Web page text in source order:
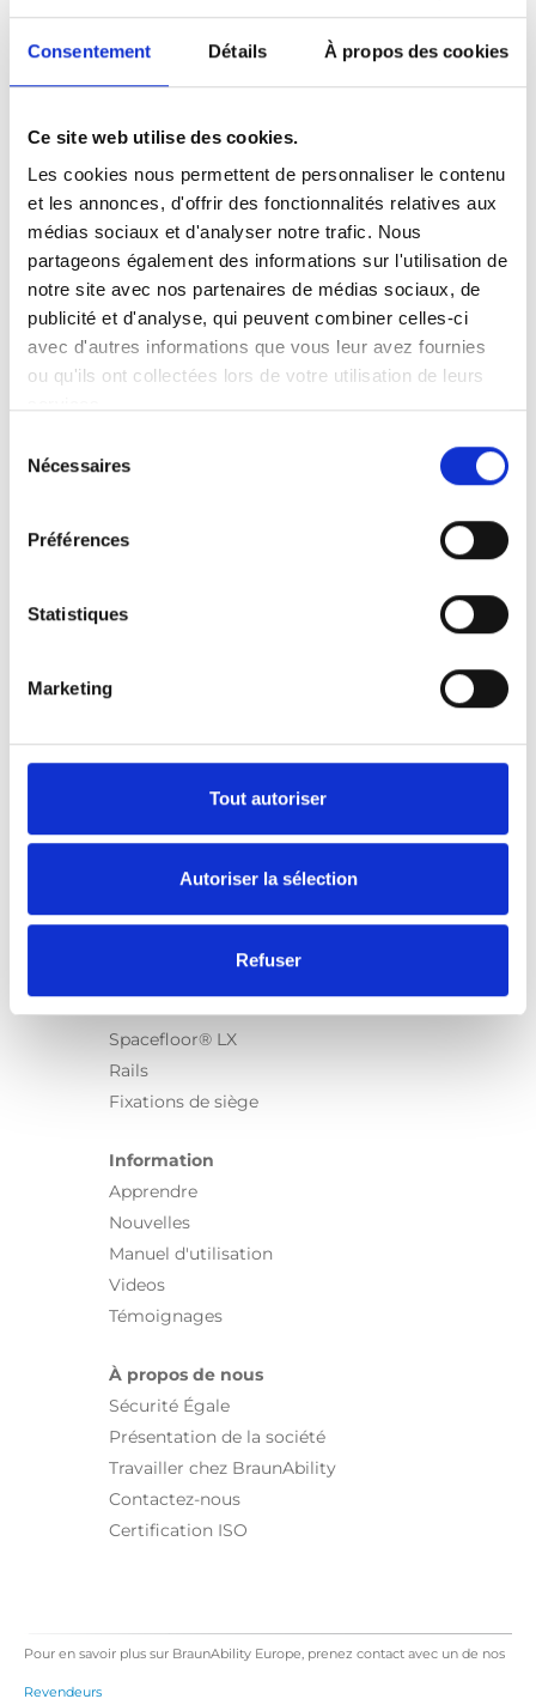
Consentement Détails À propos des cookies
Ce site web utilise des cookies.
Les cookies nous permettent de personnaliser le contenu
et les annonces, d'offrir des fonctionnalités relatives aux
médias sociaux et d'analyser notre trafic. Nous
partageons également des informations sur l'utilisation de
notre site avec nos partenaires de médias sociaux, de
publicité et d'analyse, qui peuvent combiner celles-ci
avec d'autres informations que vous leur avez fournies
ou qu'ils ont collectées lors de votre utilisation de leurs
Nécessaires
Préférences
Statistiques
Marketing
Tout autoriser
Autoriser la sélection
Refuser
Précédent Suivant
Ouvrez le menu déroulant sur la gauche et sélectionnez le
produit qui vous intéresse. Remarque : pour certains produits, il
n’y a pas de vidéo.
Intégration de vidéo
Sous chaque vidéo se trouve un code que vous pouvez utiliser
pour intégrer la vidéo dans votre site web.
Abonnez-vous
Pour être notifié dès qu’une nouvelle vidéo est disponible, nous
vous invitons à vous abonner à notre chaîneYouTube ici.
Carony
Carospeed Classic
Plateformes pour fauteuils roulant
Spacefloor® LX
Rails
Fixations de siège
Information
Apprendre
Nouvelles
Manuel d'utilisation
Videos
Témoignages
À propos de nous
Sécurité Égale
Présentation de la société
Travailler chez BraunAbility
Contactez-nous
Certification ISO
Pour en savoir plus sur BraunAbility Europe, prenez contact avec un de nos
Revendeurs